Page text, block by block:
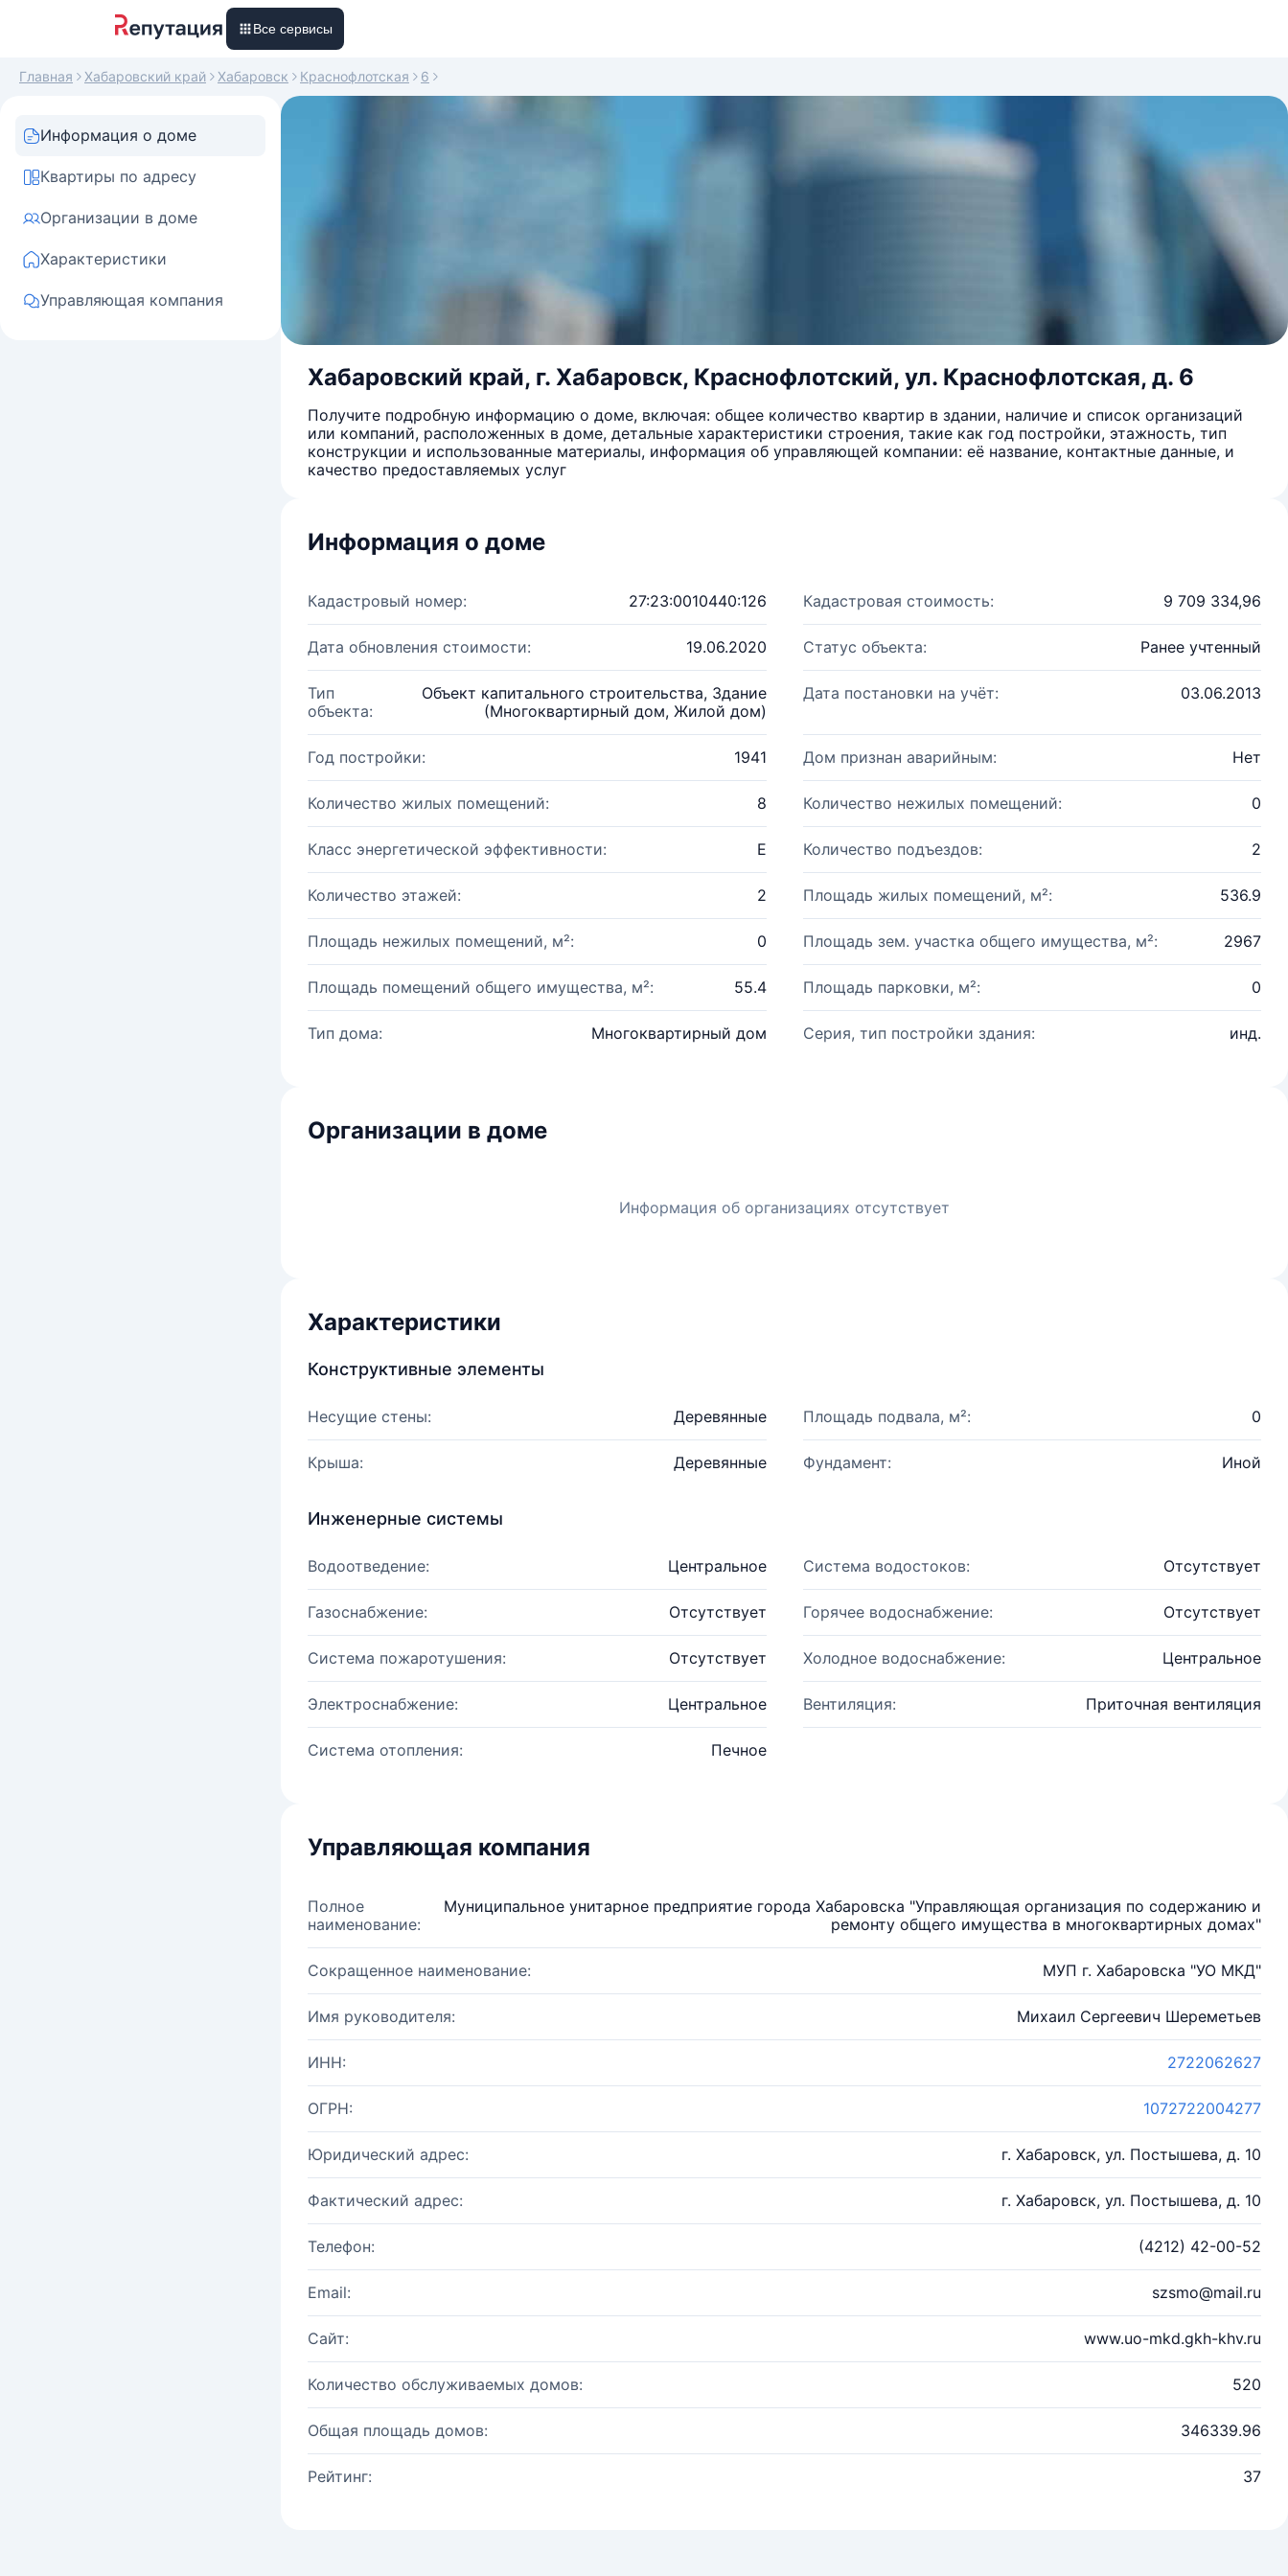
Все сервисы
Главная Хабаровский край Хабаровск Краснофлотская 6
Информация о доме
Квартиры по адресу
Организации в доме
Характеристики
Управляющая компания
Хабаровский край, г. Хабаровск, Краснофлотский, ул. Краснофлотская, д. 6
Получите подробную информацию о доме, включая: общее количество квартир в здании, наличие и список организаций
или компаний, расположенных в доме, детальные характеристики строения, такие как год постройки, этажность, тип
конструкции и использованные материалы, информация об управляющей компании: её название, контактные данные, и
качество предоставляемых услуг
Информация о доме
Кадастровый номер: 27:23:0010440:126 Кадастровая стоимость: 9 709 334,96
Дата обновления стоимости: 19.06.2020 Статус объекта: Ранее учтенный
Тип
объекта:
Объект капитального строительства, Здание
(Многоквартирный дом, Жилой дом)
Дата постановки на учёт: 03.06.2013
Год постройки: 1941 Дом признан аварийным: Нет
Количество жилых помещений: 8 Количество нежилых помещений: 0
Класс энергетической эффективности: E Количество подъездов: 2
Количество этажей: 2 Площадь жилых помещений, м²: 536.9
Площадь нежилых помещений, м²: 0 Площадь зем. участка общего имущества, м²: 2967
Площадь помещений общего имущества, м²: 55.4 Площадь парковки, м²: 0
Тип дома: Многоквартирный дом Серия, тип постройки здания: инд.
Организации в доме
Информация об организациях отсутствует
Характеристики
Конструктивные элементы
Несущие стены: Деревянные Площадь подвала, м²: 0
Крыша: Деревянные Фундамент: Иной
Инженерные системы
Водоотведение: Центральное Система водостоков: Отсутствует
Газоснабжение: Отсутствует Горячее водоснабжение: Отсутствует
Система пожаротушения: Отсутствует Холодное водоснабжение: Центральное
Электроснабжение: Центральное Вентиляция: Приточная вентиляция
Система отопления: Печное
Управляющая компания
Полное
наименование:
Муниципальное унитарное предприятие города Хабаровска "Управляющая организация по содержанию и
ремонту общего имущества в многоквартирных домах"
Сокращенное наименование: МУП г. Хабаровска "УО МКД"
Имя руководителя: Михаил Сергеевич Шереметьев
ИНН: 2722062627
ОГРН: 1072722004277
Юридический адрес: г. Хабаровск, ул. Постышева, д. 10
Фактический адрес: г. Хабаровск, ул. Постышева, д. 10
Телефон: (4212) 42-00-52
Email: szsmo@mail.ru
Сайт: www.uo-mkd.gkh-khv.ru
Количество обслуживаемых домов: 520
Общая площадь домов: 346339.96
Рейтинг: 37